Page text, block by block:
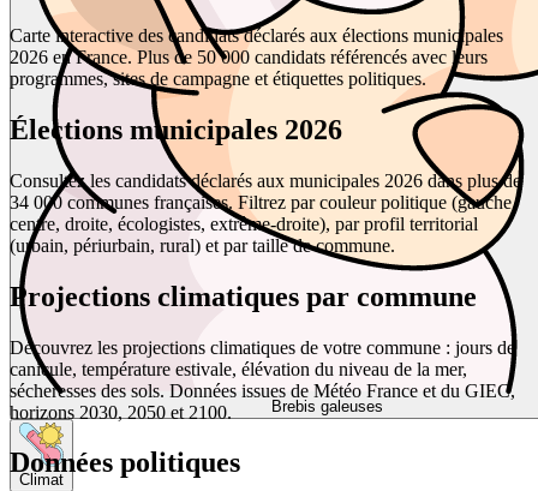
Brebis galeuses
Climat
Carte interactive des candidats déclarés aux élections municipales
2026 en France. Plus de 50 000 candidats référencés avec leurs
programmes, sites de campagne et étiquettes politiques.
Élections municipales 2026
Consultez les candidats déclarés aux municipales 2026 dans plus de
34 000 communes françaises. Filtrez par couleur politique (gauche,
centre, droite, écologistes, extrême-droite), par profil territorial
(urbain, périurbain, rural) et par taille de commune.
Projections climatiques par commune
Découvrez les projections climatiques de votre commune : jours de
canicule, température estivale, élévation du niveau de la mer,
sécheresses des sols. Données issues de Météo France et du GIEC,
horizons 2030, 2050 et 2100.
Données politiques